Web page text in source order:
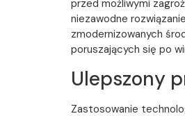
przed możliwymi
niezawodne
zmodernizowanych
poruszających się po
Ulepszony
Zastosowanie